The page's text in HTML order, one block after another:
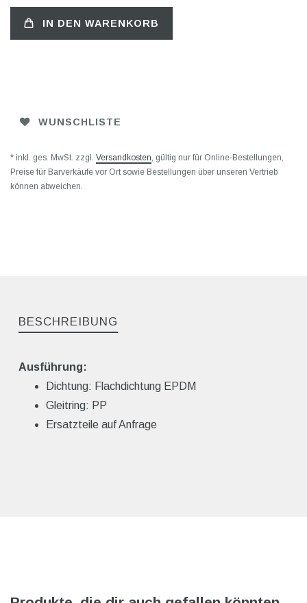
IN DEN WARENKORB
WUNSCHLISTE
* inkl. ges. MwSt. zzgl. Versandkosten, gültig nur für Online-Bestellungen,
Preise für Barverkäufe vor Ort sowie Bestellungen über unseren Vertrieb
können abweichen.
BESCHREIBUNG
Ausführung:
Dichtung: Flachdichtung EPDM
Gleitring: PP
Ersatzteile auf Anfrage